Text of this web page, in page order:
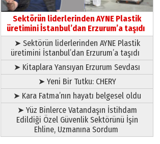
Bir fotoğraf, bir şehir, bir
gazeteci… Dizginler kimin
elinde?
31 Mart 2026 Salı
A. Berhan Yılmaz
BİR BÖLÜM DEĞİL, BİR ÖMÜR
SEÇİYORSUNUZ… “NEDEN
ATATÜRK ÜNİVERSİTESİ?”
28 Temmuz 2026 Salı
Ahmet Gökhan YAZICI
Ahmed Yesevi’den bir
Alperen… ”Reisimiz” idi…
Hakka yürüdü.!
26 Mart 2026 Perşembe
Sektörün liderlerinden AYNE Plastik
üretimini İstanbul’dan Erzurum’a taşıdı
➤ Sektörün liderlerinden AYNE Plastik
üretimini İstanbul’dan Erzurum’a taşıdı
➤ Kitaplara Yansıyan Erzurum Sevdası
➤ Yeni Bir Tutku: CHERY
➤ Kara Fatma’nın hayatı belgesel oldu
➤ Yüz Binlerce Vatandaşın İstihdam
Edildiği Özel Güvenlik Sektörünü İşin
Ehline, Uzmanına Sordum